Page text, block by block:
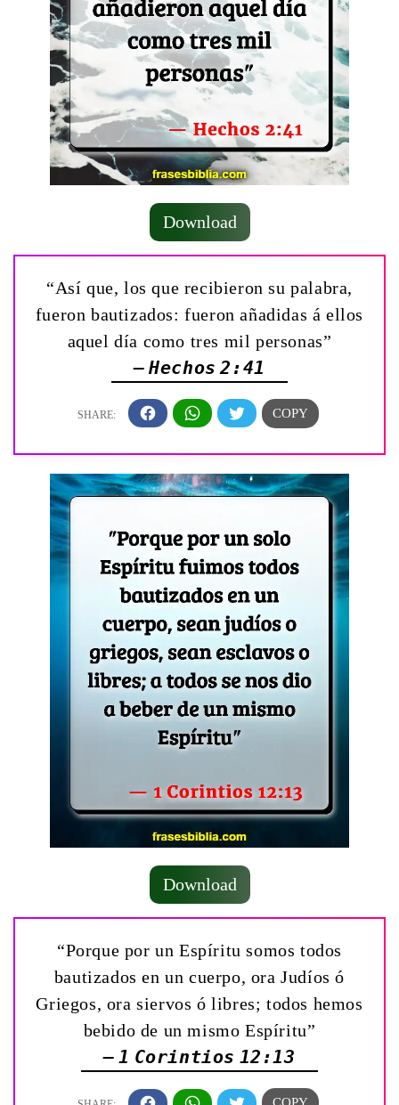
Download
“Así que, los que recibieron su palabra,
fueron bautizados: fueron añadidas á ellos
aquel día como tres mil personas”
— Hechos 2:41
Download
“Porque por un Espíritu somos todos
bautizados en un cuerpo, ora Judíos ó
Griegos, ora siervos ó libres; todos hemos
bebido de un mismo Espíritu”
— 1 Corintios 12:13